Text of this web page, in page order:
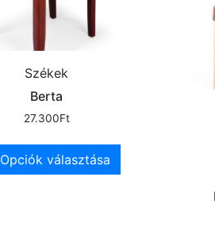
Székek
Berta
27.300Ft
Opciók választása